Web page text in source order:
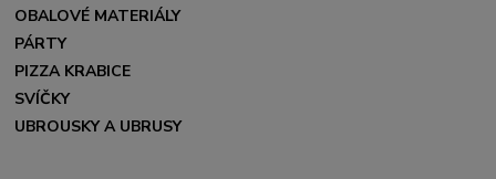
OBALOVÉ MATERIÁLY
PÁRTY
PIZZA KRABICE
SVÍČKY
UBROUSKY A UBRUSY